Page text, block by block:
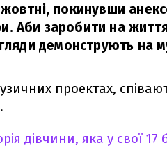
покинувши
Аби заробити на
демонструють на
проектах,
дівчини, яка у свої 17